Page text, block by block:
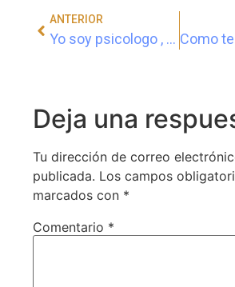
ANTERIOR
Yo soy psicologo , el coach no lo es
Deja una
Tu dirección de correo
publicada. Los campos
marcados con *
Comentario *